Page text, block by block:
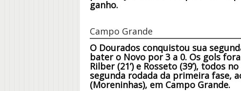
ganho.
Campo Grande
O Dourados conquistou sua
bater o Novo por 3 a 0. Os gols
Rilber (21’) e Rosseto (39’), todos
segunda rodada da primeira fase,
(Moreninhas), em Campo Grande.